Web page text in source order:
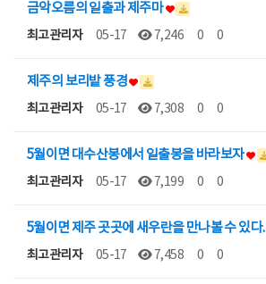
금악오름의 일출과 제주마
최고관리자 05-17 7,246 0 0
제주의 보리밭 풍경
최고관리자 05-17 7,308 0 0
5월이면 대수산봉에서 일출봉을 바라보자
최고관리자 05-17 7,199 0 0
5월이면 제주 곳곳에 새우란을 만나볼 수 있다.
최고관리자 05-17 7,458 0 0